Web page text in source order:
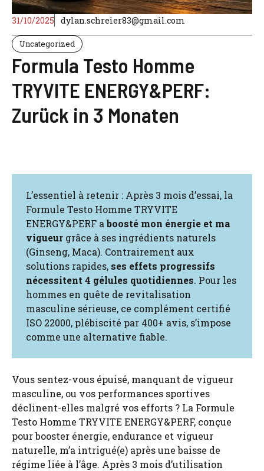
31/10/2025 dylan.schreier83@gmail.com
Uncategorized
Formula Testo Homme
TRYVITE ENERGY&PERF:
Zurück in 3 Monaten
L’essentiel à retenir : Après 3 mois d’essai, la
Formule Testo Homme TRYVITE
ENERGY&PERF aboosté mon énergie et ma
vigueur grâce à ses ingrédients naturels
(Ginseng, Maca). Contrairement aux
solutions rapides, ses effets progressifs
nécessitent 4 gélules quotidiennes. Pour les
hommes en quête de revitalisation
masculine sérieuse, ce complément certifié
ISO 22000, plébiscité par 400+ avis, s’impose
comme une alternative fiable.
Vous sentez-vous épuisé, manquant de vigueur
masculine, ou vos performances sportives
déclinent-elles malgré vos efforts ? La Formule
Testo Homme TRYVITE ENERGY&PERF, conçue
pour booster énergie, endurance et vigueur
naturelle, m’a intrigué(e) après une baisse de
régime liée à l’âge. Après 3 mois d’utilisation